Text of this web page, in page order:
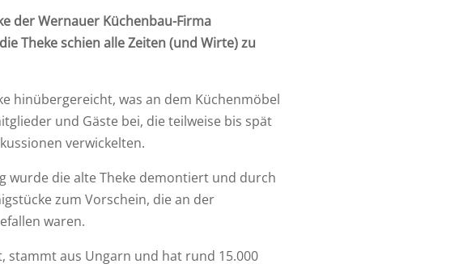
der Wernauer Küchenbau-Firma
Theke schien alle Zeiten (und Wirte) zu
hinübergereicht, was an dem Küchenmöbel
und Gäste bei, die teilweise bis spät
verwickelten.
wurde die alte Theke demontiert und durch
zum Vorschein, die an der
waren.
stammt aus Ungarn und hat rund 15.000